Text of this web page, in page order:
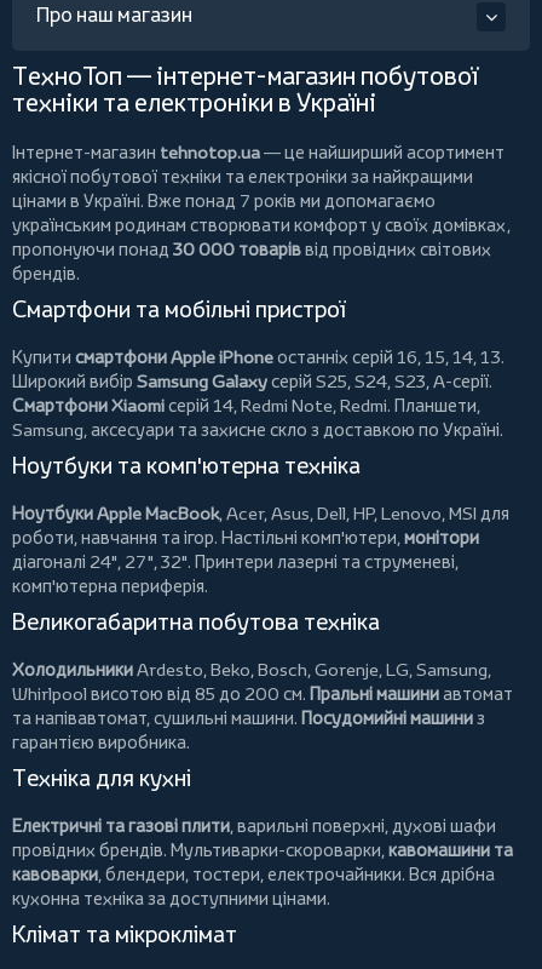
Про наш магазин
ТехноТоп — інтернет-магазин побутової
техніки та електроніки в Україні
Інтернет-магазин tehnotop.ua— це найширший асортимент
якісної побутової техніки та електроніки за найкращими
цінами в Україні. Вже понад 7 років ми допомагаємо
українським родинам створювати комфорт у своїх домівках,
пропонуючи понад 30 000 товаріввід провідних світових
брендів.
Смартфони та мобільні пристрої
Купити смартфони Apple iPhoneостанніх серій 16, 15, 14, 13.
Широкий вибір Samsung Galaxyсерій S25, S24, S23, A-серії.
Смартфони Xiaomiсерій 14, Redmi Note, Redmi. Планшети,
Samsung, аксесуари тазахисне скло з доставкою по Україні.
Ноутбуки та комп'ютерна техніка
Ноутбуки Apple MacBook,Acer,Asus,Dell,HP,Lenovo,MSI для
роботи, навчання та ігор. Настільні комп'ютери,монітори
діагоналі 24", 27", 32". Принтери лазерні та струменеві,
комп'ютерна периферія.
Великогабаритна побутова техніка
ХолодильникиArdesto,Beko,Bosch,Gorenje,LG,Samsung,
Whirlpool висотою від 85 до 200 см. Пральні машиниавтомат
та напівавтомат,сушильні машини. Посудомийні машиниз
гарантією виробника.
Техніка для кухні
Електричні та газові плити, варильні поверхні, духові шафи
провідних брендів. Мультиварки-скороварки,кавомашини та
кавоварки,блендери, тостери,електрочайники. Вся дрібна
кухонна техніка за доступними цінами.
Клімат та мікроклімат